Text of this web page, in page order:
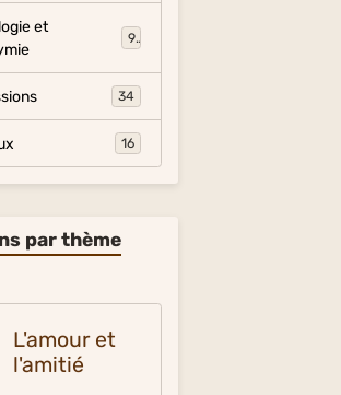
et
9
34
16
par thème
L'amour et
l'amitié